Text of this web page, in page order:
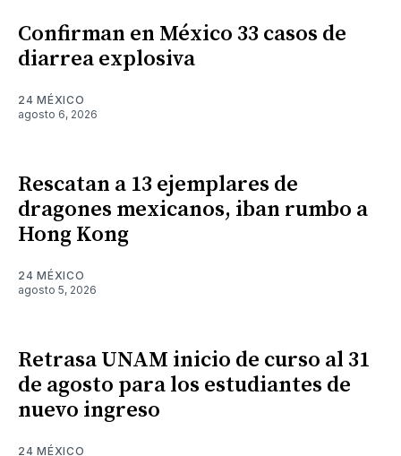
Confirman en México 33 casos de
diarrea explosiva
24 MÉXICO
agosto 6, 2026
Rescatan a 13 ejemplares de
dragones mexicanos, iban rumbo a
Hong Kong
24 MÉXICO
agosto 5, 2026
Retrasa UNAM inicio de curso al 31
de agosto para los estudiantes de
nuevo ingreso
24 MÉXICO